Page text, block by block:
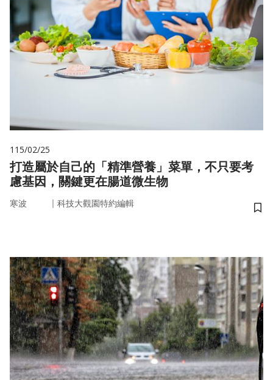
115/02/25
打造屬於自己的「精準營養」菜單，不只要考
慮基因，關鍵更在腸道微生物
寒波 ｜ 科技大觀園特約編輯
儲